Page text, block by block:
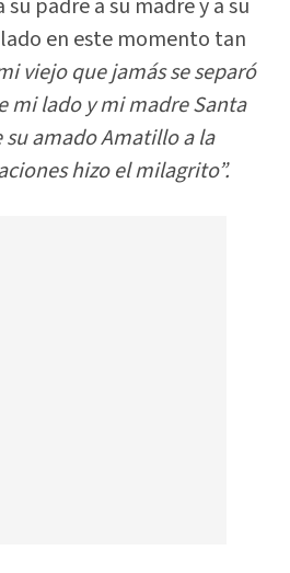
padre a su madre y a su
en este momento tan
viejo que jamás se separó
mi lado y mi madre Santa
amado Amatillo a la
hizo el milagrito”.